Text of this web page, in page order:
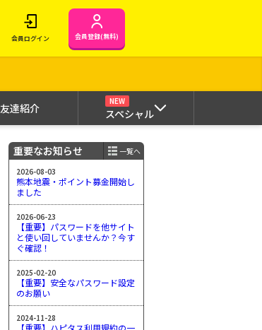
会員ログイン 会員登録(無料)
友達紹介
NEW
スペシャル
重要なお知らせ
一覧へ
2026-08-03
熊本地震・ポイント募金開始し
ました
2026-06-23
【重要】パスワードを他サイト
と使い回していませんか？今す
ぐ確認！
2025-02-20
【重要】安全なパスワード設定
のお願い
2024-11-28
【重要】ハピタス利用規約の一